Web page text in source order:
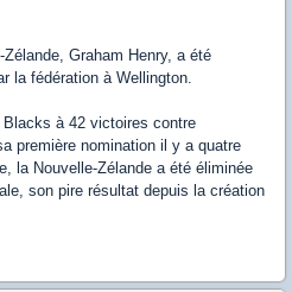
Graham Henry, a été
la fédération à Wellington.
à 42 victoires contre
première nomination il y a quatre
la Nouvelle-Zélande a été éliminée
son pire résultat depuis la création